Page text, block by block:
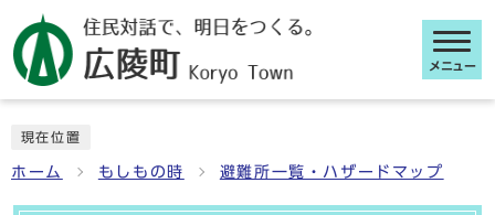
メニュー
現在位置
ホーム もしもの時 避難所一覧・ハザードマップ